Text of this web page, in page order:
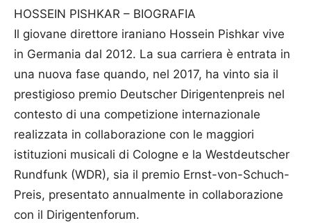
HOSSEIN PISHKAR – BIOGRAFIA
Il giovane direttore iraniano Hossein Pishkar vive
in Germania dal 2012. La sua carriera è entrata in
una nuova fase quando, nel 2017, ha vinto sia il
prestigioso premio Deutscher Dirigentenpreis nel
contesto di una competizione internazionale
realizzata in collaborazione con le maggiori
istituzioni musicali di Cologne e la Westdeutscher
Rundfunk (WDR), sia il premio Ernst-von-Schuch-
Preis, presentato annualmente in collaborazione
con il Dirigentenforum.